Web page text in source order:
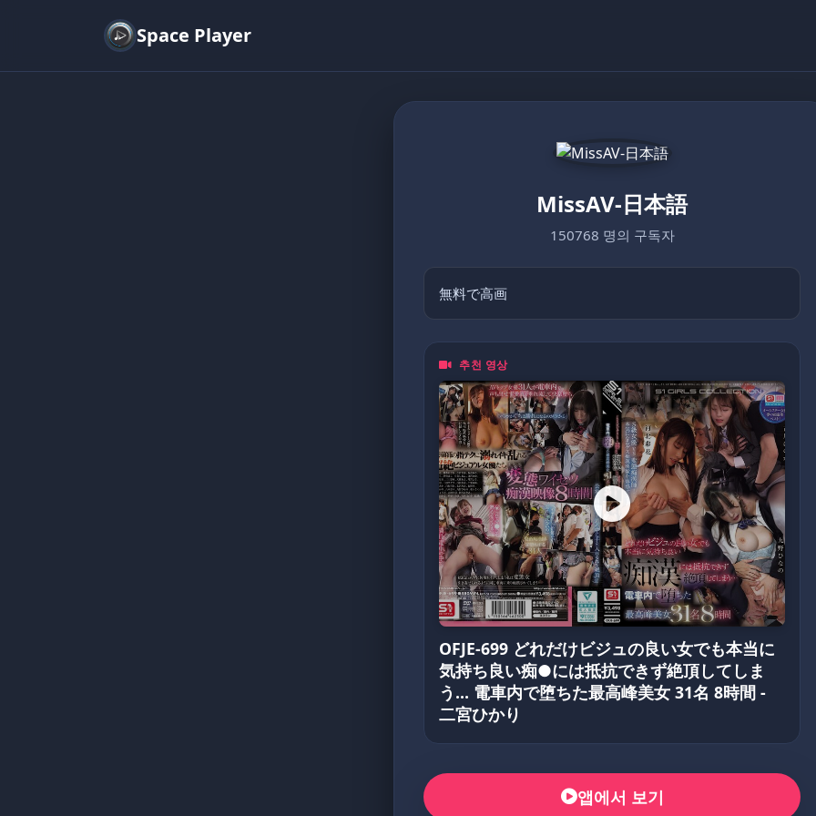
Space Player
MissAV-日本語
150768 명의 구독자
無料で高画
추천 영상
OFJE-699 どれだけビジュの良い女でも本当に
気持ち良い痴●には抵抗できず絶頂してしま
う… 電車内で堕ちた最高峰美女 31名 8時間 -
二宮ひかり
앱에서 보기